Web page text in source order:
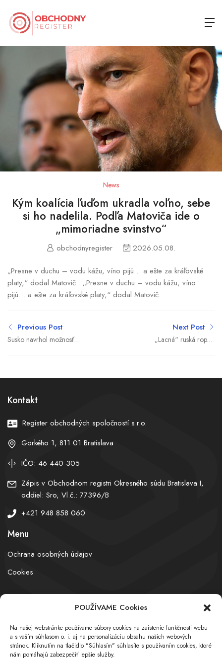
POUŽÍVAME Cookies
Na našej webstránke používame súbory cookies na zaistenie funkčnosti webu
a s vaším súhlasom o. i. aj na personalizáciu obsahu našich webových
stránok. Kliknutím na tlačidlo "Súhlasím" súhlasíte s používaním cookies, ktoré
nám pomáhajú zabezpečiť lepšie služby.
News
Kým koalícia ľuďom ukradla voľno, sebe
si ho nadelila. Podľa Matoviča ide o
„mimoriadne svinstvo“
obchodnyregister 2026.05.08.
„Presne v duchu – vodu kážu, víno pijú… a ešte za kráľovské
platy,“ dodal Matovič. „Presne v duchu – vodu kážu, víno
pijú… a ešte za kráľovské platy,“ dodal Matovič.
Previous Post
Susko navrhol možnosť
Next Post
„Lacná“ ruská ropa?
Kontakt
Register obchodných spoločností s.r.o.
Gorkého 1, 811 01 Bratislava
IČO: 46 440 305
Zápis v Obchodnom registri Okresného súdu Bratislava I,
oddiel: Sro, Vl.č.: 77396/B
+421 948 858 060
Menu
Ochrana osobných údajov
Cookies